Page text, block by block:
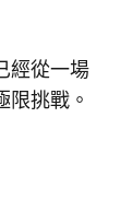
經從一場
挑戰。